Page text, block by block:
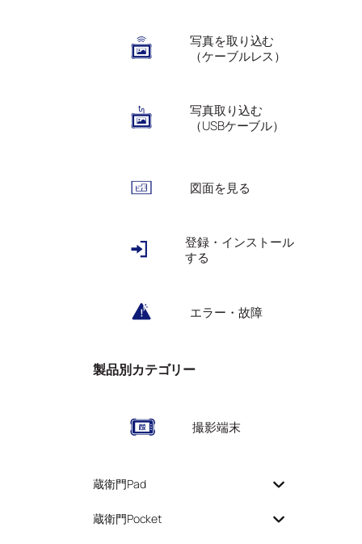
写真を取り込む
（ケーブルレス）
写真取り込む
（USBケーブル）
図面を見る
登録・インストール
する
エラー・故障
製品別カテゴリー
撮影端末
蔵衛門Pad
蔵衛門Pocket